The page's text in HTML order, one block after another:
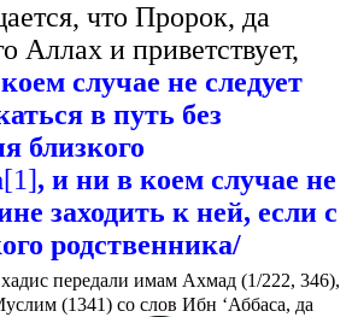
что Пророк, да
Аллах и приветствует,
случае не следует
в путь без
близкого
[1], и ни в коем случае не
заходить к ней, если с
родственника/
передали имам Ахмад (1/222, 346),
(1341) со слов Ибн ‘Аббаса, да